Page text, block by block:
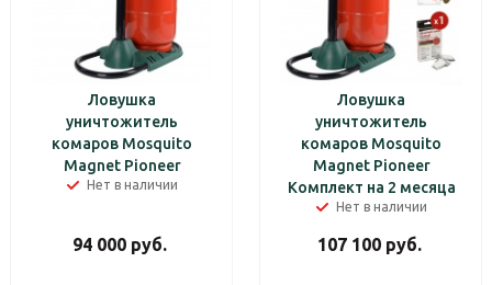
Ловушка
уничтожитель
комаров Mosquito
Magnet Pioneer
Нет в наличии
94 000 руб.
Ловушка
уничтожитель
комаров Mosquito
Magnet Pioneer
Комплект на 2 месяца
Нет в наличии
107 100руб.